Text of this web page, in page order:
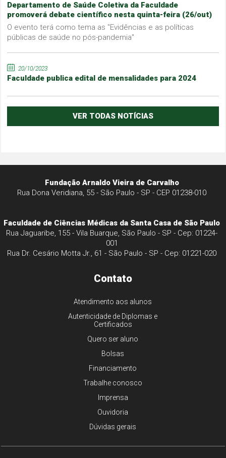
Departamento de Saúde Coletiva da Faculdade
promoverá debate científico nesta quinta-feira (26/out)
O evento terá como tema as "Evidências e as políticas
públicas de saúde no pós-pandemia"
20/10/2023
Faculdade publica edital de mensalidades para 2024
VER TODAS NOTÍCIAS
Fundação Arnaldo Vieira de Carvalho
Rua Dona Veridiana, 55 - São Paulo - SP - CEP 01238-010
Faculdade de Ciências Médicas da Santa Casa de São Paulo
Rua Jaguaribe, 155 - Vila Buarque, São Paulo - SP - Cep: 01224-
001
Rua Dr. Cesário Motta Jr., 61 - São Paulo - SP - Cep: 01221-020
Contato
Atendimento aos alunos
Autenticidade de Diplomas e
Certificados
Quero ser aluno
Bolsas
Financiamento
Trabalhe conosco
Imprensa
Ouvidoria
Dúvidas gerais